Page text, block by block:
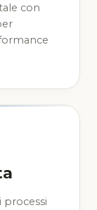
con
processi